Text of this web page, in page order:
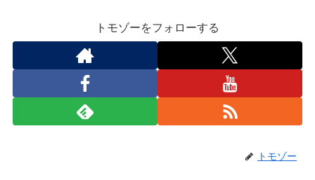
トモゾーをフォローする
トモゾー